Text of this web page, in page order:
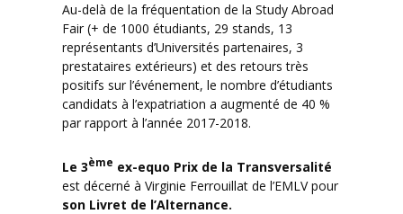
Au-delà de la fréquentation de la Study Abroad
Fair (+ de 1000 étudiants, 29 stands, 13
représentants d’Universités partenaires, 3
prestataires extérieurs) et des retours très
positifs sur l’événement, le nombre d’étudiants
candidats à l’expatriation a augmenté de 40 %
par rapport à l’année 2017-2018.
Le 3ème ex-equo Prix de la Transversalité
est décerné à Virginie Ferrouillat de l’EMLV pour
son Livret de l’Alternance.